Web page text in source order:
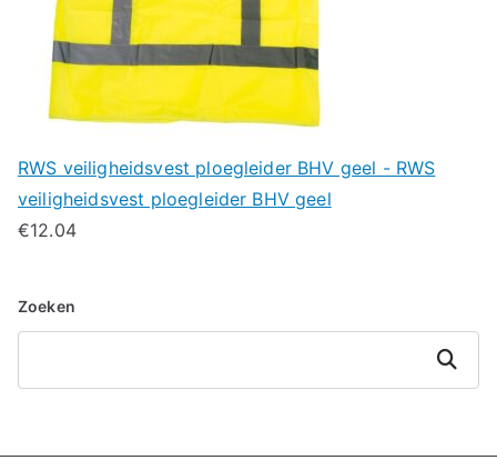
RWS veiligheidsvest ploegleider BHV geel - RWS
veiligheidsvest ploegleider BHV geel
€12.04
Zoeken
Zoeken